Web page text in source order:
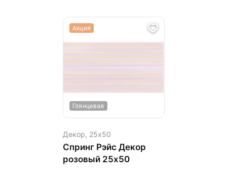
Акция
Глянцевая
Декор, 25х50
Спринг Рэйс Декор
розовый 25х50